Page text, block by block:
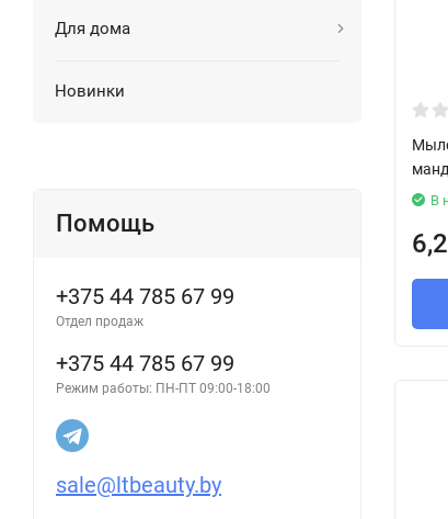
Для дома
Новинки
Помощь
+375 44 785 67 99
Отдел продаж
+375 44 785 67 99
Режим работы: ПН-ПТ 09:00-18:00
sale@ltbeauty.by
В